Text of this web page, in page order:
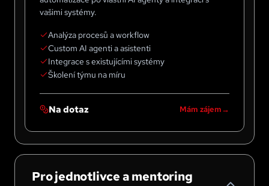
vašimi systémy.
Analýza procesů a workflow
Custom AI agenti a asistenti
Integrace s existujícími systémy
Školení týmu na míru
Na dotaz Mám zájem
Pro jednotlivce a mentoring